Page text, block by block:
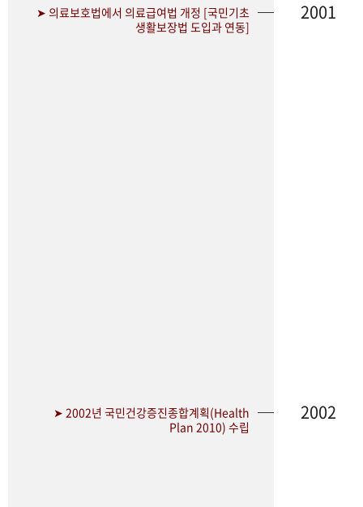
➤ 의료보호법에서 의료급여법 개정 [국민기초
생활보장법 도입과 연동]
2001
➤ 2002년 국민건강증진종합계획(Health
Plan 2010) 수립
2002